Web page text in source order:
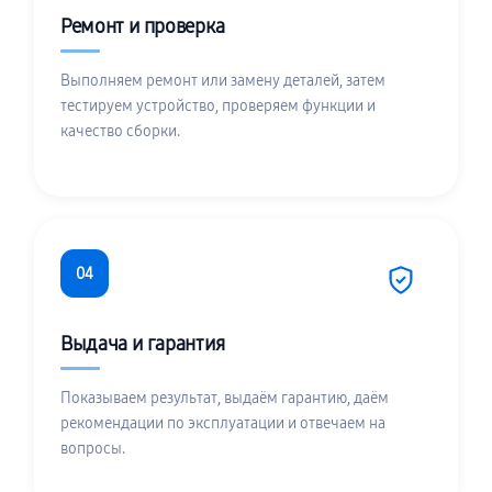
Ремонт и проверка
Выполняем ремонт или замену деталей, затем
тестируем устройство, проверяем функции и
качество сборки.
04
Выдача и гарантия
Показываем результат, выдаём гарантию, даём
рекомендации по эксплуатации и отвечаем на
вопросы.